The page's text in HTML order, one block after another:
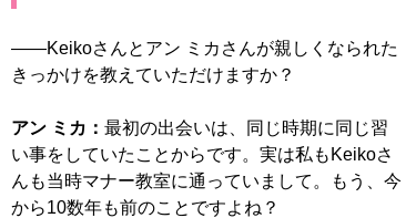
――Keikoさんとアン ミカさんが親しくなられた
きっかけを教えていただけますか？
アン ミカ： 最初の出会いは、同じ時期に同じ習
い事をしていたことからです。実は私もKeikoさ
んも当時マナー教室に通っていまして。もう、今
から10数年も前のことですよね？